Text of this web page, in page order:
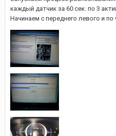
каждый датчик за 60 сек. по 3
Начинаем с переднего левого и